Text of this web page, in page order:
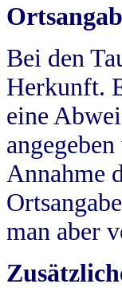
Bei den
Herkunft.
eine
Annahme
man aber